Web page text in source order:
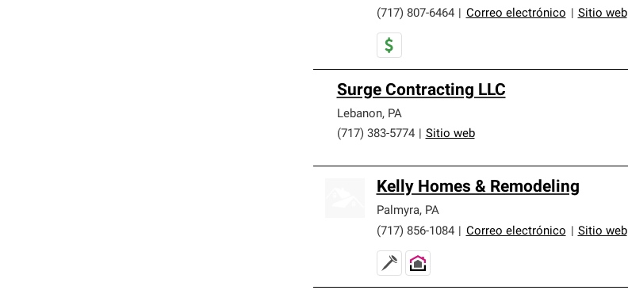
(717) 807-6464
Correo electrónico Sitio web
Surge Contracting LLC
Lebanon, PA
(717) 383-5774
Sitio web
Kelly Homes & Remodeling
Palmyra, PA
(717) 856-1084
Correo electrónico Sitio web